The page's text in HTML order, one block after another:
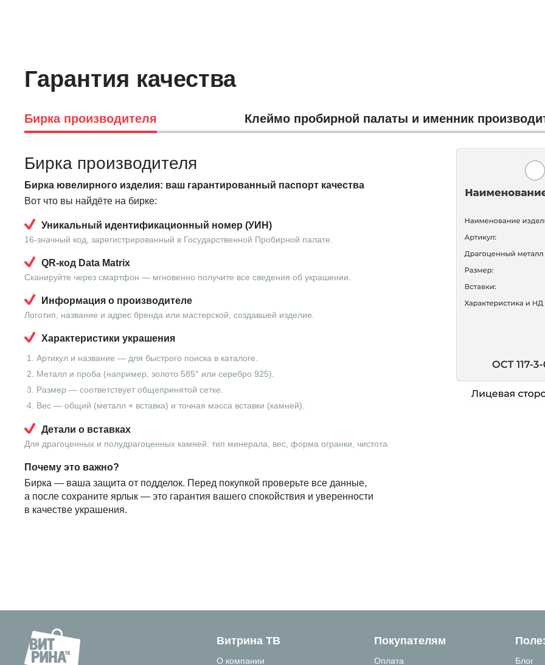
Гарантия качества
Бирка производителя Клеймо пробирной палаты и именник
Бирка производителя
Бирка ювелирного изделия: ваш гарантированный паспорт качества
Вот что вы найдёте на бирке:
Уникальный идентификационный номер (УИН)
16-значный код, зарегистрированный в Государственной Пробирной палате.
QR-код Data Matrix
Сканируйте через смартфон — мгновенно получите все сведения об украшении.
Информация о производителе
Логотип, название и адрес бренда или мастерской, создавшей изделие.
Характеристики украшения
Артикул и название — для быстрого поиска в каталоге.
Металл и проба (например, золото 585° или серебро 925).
Размер — соответствует общепринятой сетке.
Вес — общий (металл + вставка) и точная масса вставки (камней).
Детали о вставках
Для драгоценных и полудрагоценных камней: тип минерала, вес, форма огранки, чистота.
Почему это важно?
Бирка — ваша защита от подделок. Перед покупкой проверьте все данные,
а после сохраните ярлык — это гарантия вашего спокойствия и уверенности
в качестве украшения.
Витрина ТВ
О компании
Покупателям
Оплата Блог